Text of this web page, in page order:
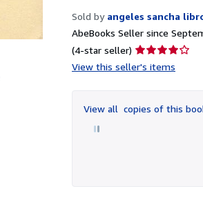
Sold by angeles sancha
AbeBooks Seller since
(4-star seller) Seller
rating
of
5
View this seller's items
View all copies of this